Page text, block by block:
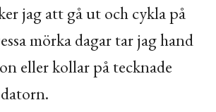
jag att gå ut och cykla på
mörka dagar tar jag hand
eller kollar på tecknade